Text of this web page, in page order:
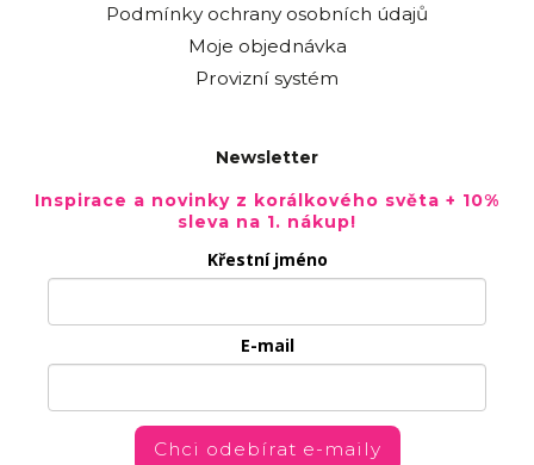
Podmínky ochrany osobních údajů
Moje objednávka
Provizní systém
Newsletter
Inspirace a novinky z korálkového světa + 10%
sleva na 1. nákup!
Křestní jméno
E-mail
Chci odebírat e-maily